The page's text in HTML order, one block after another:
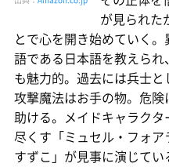
が見られた
とで心を開き始めていく
語である日本語を教えら
も魅力的。過去には兵士
攻撃魔法はお手の物。危
助ける。メイドキャラク
尽くす「ミュセル・フォ
すずこ」が見事に演じてい